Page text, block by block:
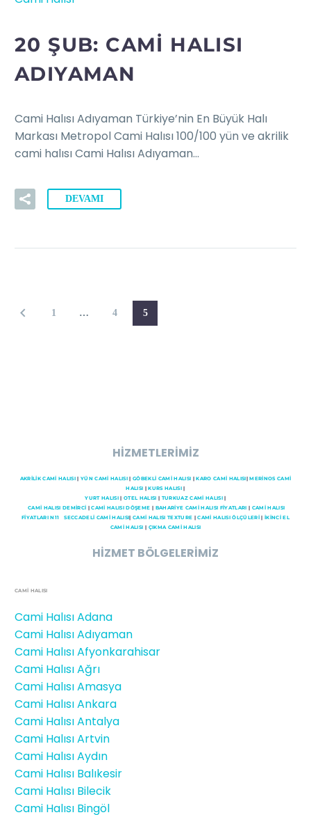
20 ŞUB: CAMI HALISI
ADIYAMAN
Cami Halısı Adıyaman Türkiye’nin En Büyük Halı
Markası Metropol Cami Halısı 100/100 yün ve akrilik
cami halısı Cami Halısı Adıyaman…
DEVAMI
1 … 4 5
HİZMETLERİMİZ
AKRİLİK CAMİ HALISI| YÜN CAMİ HALISI| GÖBEKLİ CAMİ HALISI |KARO CAMİ HALISI|MERİNOS CAMİ
HALISI |KURS HALISI |
YURT HALISI| OTEL HALISI | TURKUAZ CAMİ HALISI |
CAMI HALISI DEMİRCİ |CAMİ HALISI DÖŞEME | BAHARİYE CAMİ HALISI FİYATLARI | CAMİ HALISI
FİYATLARI N11
SECCADELI CAMI HALISI| CAMİ HALISI TEXTURE |CAMİ HALISI ÖLÇÜLERİ |İKİNCİ EL
CAMİ HALISI | ÇIKMA CAMİ HALISI
HİZMET BÖLGELERİMİZ
CAMİ HALISI
Cami Halısı Adana
Cami Halısı Adıyaman
Cami Halısı Afyonkarahisar
Cami Halısı Ağrı
Cami Halısı Amasya
Cami Halısı Ankara
Cami Halısı Antalya
Cami Halısı Artvin
Cami Halısı Aydın
Cami Halısı Balıkesir
Cami Halısı Bilecik
Cami Halısı Bingöl